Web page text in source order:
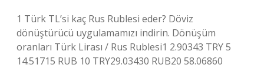
1 Türk TL’si kaç Rus Rublesi eder? Döviz
dönüştürücü uygulamamızı indirin. Dönüşüm
oranları Türk Lirası / Rus Rublesi1 2.90343 TRY 5
14.51715 RUB 10 TRY29.03430 RUB20 58.06860